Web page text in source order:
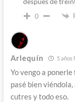
0
Arlequín 5 años
Yo vengo a
pasé bien
cutres y todo eso.